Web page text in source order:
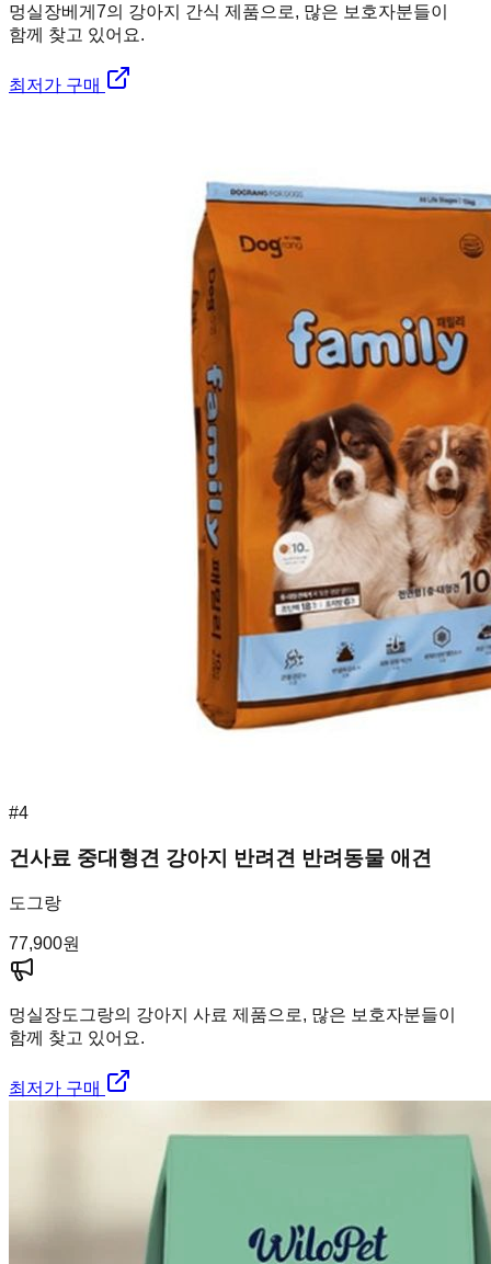
멍실장베게7의 강아지 간식 제품으로, 많은 보호자분들이
함께 찾고 있어요.
최저가 구매
#4
건사료 중대형견 강아지 반려견 반려동물 애견
도그랑
77,900원
멍실장도그랑의 강아지 사료 제품으로, 많은 보호자분들이
함께 찾고 있어요.
최저가 구매